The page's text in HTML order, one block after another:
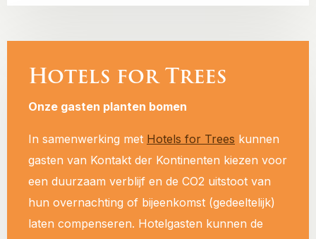
Hotels for Trees
Onze gasten planten bomen
In samenwerking met Hotels for Trees kunnen
gasten van Kontakt der Kontinenten kiezen voor
een duurzaam verblijf en de CO2 uitstoot van
hun overnachting of bijeenkomst (gedeeltelijk)
laten compenseren. Hotelgasten kunnen de